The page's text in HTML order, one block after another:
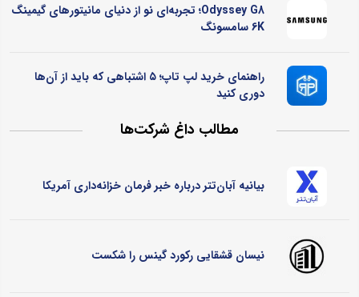
Odyssey G8؛ تجربه‌ای نو از دنیای مانیتورهای گیمینگ
6K سامسونگ
راهنمای خرید لپ تاپ؛ ۵ اشتباهی که باید از آن‌ها
دوری کنید
مطالب داغ شرکت‌ها
بیانیه آبان‌تتر درباره خبر فرمان خزانه‌داری آمریکا
نیسان قشقایی رکورد گینس را شکست